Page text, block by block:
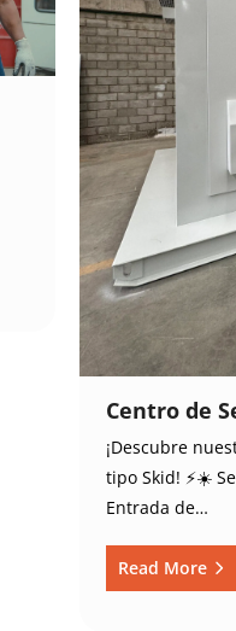
Centro de
¡Descubre
tipo Skid! ⚡️☀️
Entrada de…
Read More